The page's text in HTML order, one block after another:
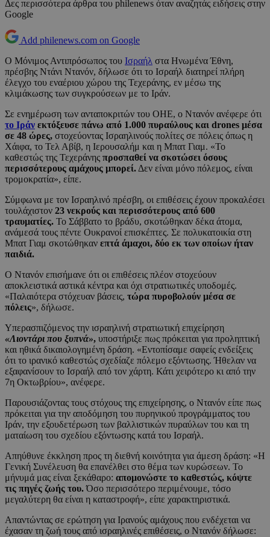
Δες περισσότερα άρθρα του philenews όταν αναζητάς ειδήσεις στην
Google
Add philenews.com on Google
Ο Μόνιμος Αντιπρόσωπος του Ισραήλ στα Ηνωμένα Έθνη,
πρέσβης Ντάνι Ντανόν, δήλωσε ότι το Ισραήλ διατηρεί πλήρη
έλεγχο του εναέριου χώρου της Τεχεράνης, εν μέσω της
κλιμάκωσης των συγκρούσεων με το Ιράν.
Σε ενημέρωση των ανταποκριτών του ΟΗΕ, ο Ντανόν ανέφερε ότι
το Ιράν εκτόξευσε πάνω από 1.000 πυραύλους και drones μέσα
σε 48 ώρες, στοχεύοντας Ισραηλινούς πολίτες σε πόλεις όπως η
Χάιφα, το Τελ Αβίβ, η Ιερουσαλήμ και η Μπατ Γιαμ. «Το
καθεστώς της Τεχεράνης προσπαθεί να σκοτώσει όσους
περισσότερους αμάχους μπορεί. Δεν είναι μόνο πόλεμος, είναι
τρομοκρατία», είπε.
Σύμφωνα με τον Ισραηλινό πρέσβη, οι επιθέσεις έχουν προκαλέσει
τουλάχιστον 23 νεκρούς και περισσότερους από 600
τραυματίες. Το Σάββατο το βράδυ, σκοτώθηκαν δέκα άτομα,
ανάμεσά τους πέντε Ουκρανοί επισκέπτες. Σε πολυκατοικία στη
Μπατ Γιαμ σκοτώθηκαν επτά άμαχοι, δύο εκ των οποίων ήταν
παιδιά.
Ο Ντανόν επισήμανε ότι οι επιθέσεις πλέον στοχεύουν
αποκλειστικά αστικά κέντρα και όχι στρατιωτικές υποδομές.
«Παλαιότερα στόχευαν βάσεις, τώρα πυροβολούν μέσα σε
πόλεις», δήλωσε.
Υπερασπιζόμενος την ισραηλινή στρατιωτική επιχείρηση
«Λιοντάρι που ξυπνά», υποστήριξε πως πρόκειται για προληπτική
και ηθικά δικαιολογημένη δράση. «Εντοπίσαμε σαφείς ενδείξεις
ότι το ιρανικό καθεστώς σχεδίαζε πόλεμο εξόντωσης. Ήθελαν να
εξαφανίσουν το Ισραήλ από τον χάρτη. Κάτι χειρότερο κι από την
7η Οκτωβρίου», ανέφερε.
Παρουσιάζοντας τους στόχους της επιχείρησης, ο Ντανόν είπε πως
πρόκειται για την αποδόμηση του πυρηνικού προγράμματος του
Ιράν, την εξουδετέρωση των βαλλιστικών πυραύλων του και τη
ματαίωση του σχεδίου εξόντωσης κατά του Ισραήλ.
Απηύθυνε έκκληση προς τη διεθνή κοινότητα για άμεση δράση: «Η
Γενική Συνέλευση θα επανέλθει στο θέμα των κυρώσεων. Το
μήνυμά μας είναι ξεκάθαρο: απομονώστε το καθεστώς, κόψτε
τις πηγές ζωής του.Όσο περισσότερο περιμένουμε, τόσο
μεγαλύτερη θα είναι η καταστροφή», είπε χαρακτηριστικά.
Απαντώντας σε ερώτηση για Ιρανούς αμάχους που ενδέχεται να
έχασαν τη ζωή τους από ισραηλινές επιθέσεις, ο Ντανόν δήλωσε: